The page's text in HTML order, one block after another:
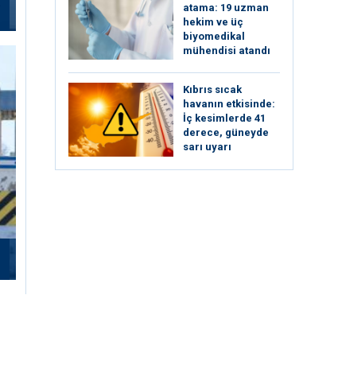
atama: 19 uzman
hekim ve üç
biyomedikal
mühendisi atandı
Kıbrıs sıcak
havanın etkisinde:
İç kesimlerde 41
derece, güneyde
sarı uyarı